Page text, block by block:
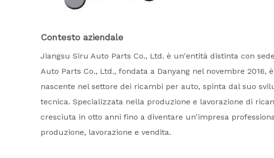
Contesto aziendale
Jiangsu Siru Auto Parts Co., Ltd. è un'entità distinta con
Auto Parts Co., Ltd., fondata a Danyang nel novembre
nascente nel settore dei ricambi per auto, spinta dal suo
tecnica. Specializzata nella produzione e lavorazione di
cresciuta in otto anni fino a diventare un'impresa
produzione, lavorazione e vendita.